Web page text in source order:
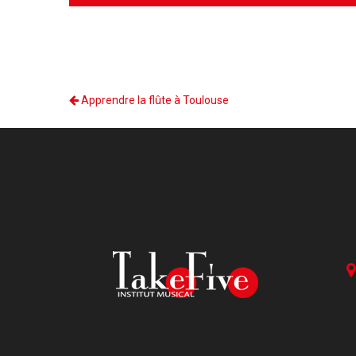
pratique.
Apprendre la flûte à Toulouse